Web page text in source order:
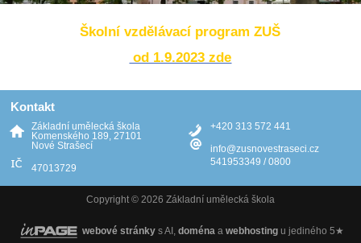
Školní vzdělávací program ZUŠ
od 1.9.2023 zde
Kontakt
Základní umělecká škola
Komenského 189, 27101
Nové Strašecí
47013729
+420 313 572 441
info@zusnovestraseci.cz
541953349 / 0800
Copyright © 2026 Základní umělecká škola
webové stránky s AI, doména a webhosting u jediného 5★